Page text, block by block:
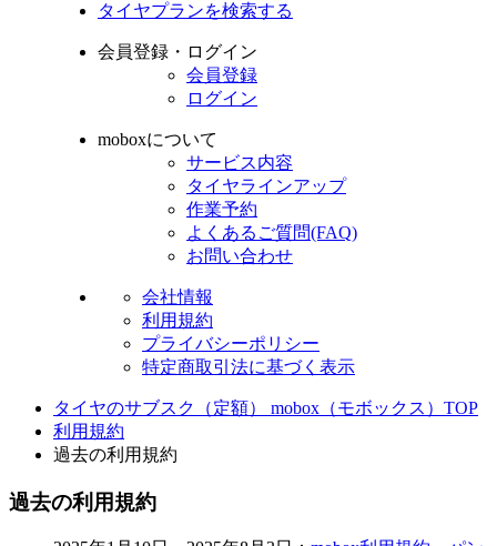
タイヤプランを検索する
会員登録・ログイン
会員登録
ログイン
moboxについて
サービス内容
タイヤラインアップ
作業予約
よくあるご質問(FAQ)
お問い合わせ
会社情報
利用規約
プライバシーポリシー
特定商取引法に基づく表示
タイヤのサブスク（定額） mobox（モボックス）TOP
利用規約
過去の利用規約
過去の利用規約